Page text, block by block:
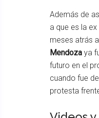
Además de
a que es la
meses atrás
Mendoza ya
futuro en el
cuando fue
protesta